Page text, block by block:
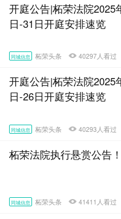
开庭公告|柘荣法院2025
日-31日开庭安排速览
同城信息 柘荣头条 40297人看过
开庭公告|柘荣法院2025
日-26日开庭安排速览
同城信息 柘荣头条 40293人看过
柘荣法院执行悬赏公告！
同城信息 柘荣头条 41411人看过